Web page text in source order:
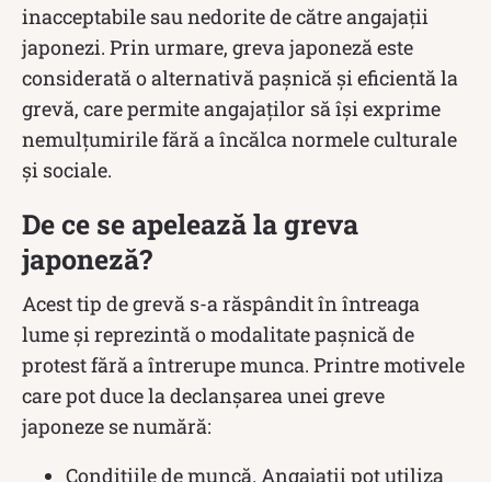
inacceptabile sau nedorite de către angajații
japonezi. Prin urmare, greva japoneză este
considerată o alternativă pașnică și eficientă la
grevă, care permite angajaților să își exprime
nemulțumirile fără a încălca normele culturale
și sociale.
De ce se apelează la greva
japoneză?
Acest tip de grevă s-a răspândit în întreaga
lume și reprezintă o modalitate pașnică de
protest fără a întrerupe munca. Printre motivele
care pot duce la declanșarea unei greve
japoneze se numără:
Condițiile de muncă. Angajații pot utiliza